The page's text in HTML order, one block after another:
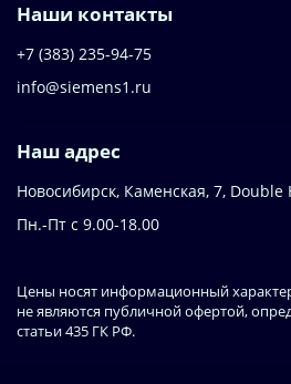
Наши контакты
+7 (383) 235-94-75
info@siemens1.ru
Наш адрес
Новосибирск, Каменская, 7,
Пн.-Пт с 9.00-18.00
Цены носят информационный
не являются публичной офертой,
статьи 435 ГК РФ.